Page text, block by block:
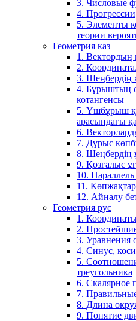
3. Числовые
4. Прогрессии
5. Элементы
теории
Геометрия каз
1. Вектордың
2.
3. Шеңбердің
4. Бұрыштың
котангенсы
5. Үшбұрыш
арасындағы
6.
7. Дұрыс
8. Шеңбердің
9. Қозғалыс
10.
11. Көпжақтар
12. Айналу
Геометрия рус
1.
2.
3. Уравнения
4. Синус,
5.
треугольника
6. Скалярное
7.
8. Длина
9. Понятие